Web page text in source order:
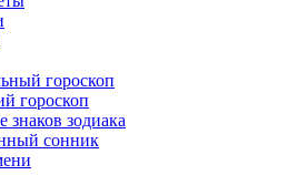
гороскоп
гороскоп
знаков зодиака
сонник